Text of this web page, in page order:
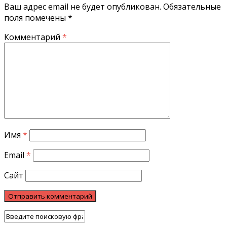
Ваш адрес email не будет опубликован. Обязательные
поля помечены *
Комментарий *
Имя *
Email *
Сайт